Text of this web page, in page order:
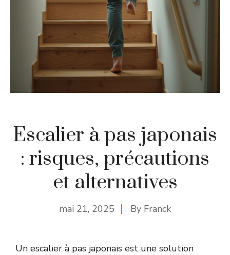
Escalier à pas japonais
: risques, précautions
et alternatives
mai 21, 2025 By Franck
Un escalier à pas japonais est une solution